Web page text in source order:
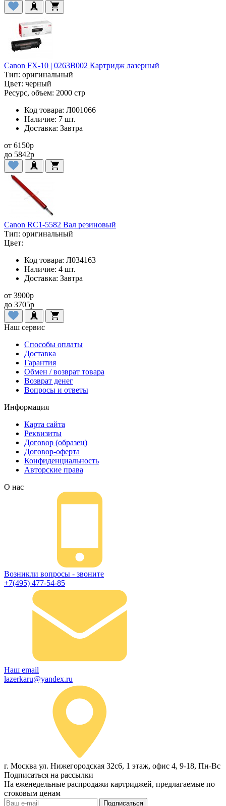
Canon FX-10 | 0263B002 Картридж лазерный
Тип: оригинальный
Цвет: черный
Ресурс, объем: 2000 стр
Код товара: Л001066
Наличие: 7 шт.
Доставка: Завтра
от 6150p
до 5842p
Canon RC1-5582 Вал резиновый
Тип: оригинальный
Цвет:
Код товара: Л034163
Наличие: 4 шт.
Доставка: Завтра
от 3900p
до 3705p
Наш сервис
Способы оплаты
Доставка
Гарантия
Обмен / возврат товара
Возврат денег
Вопросы и ответы
Информация
Карта сайта
Реквизиты
Договор (образец)
Договор-оферта
Конфиденциальность
Авторские права
О нас
Возникли вопросы - звоните
+7(495) 477-54-85
Наш email
lazerkaru@yandex.ru
г. Москва ул. Нижегородская 32с6, 1 этаж, офис 4, 9-18, Пн-Вс
Подписаться на рассылки
На еженедельные распродажи картриджей, предлагаемые по
стоковым ценам
Подписаться